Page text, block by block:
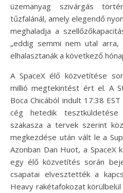
üzemanyag szivárgás
tűzfalánál, amely elegendő
meghaladja a
„eddig semmi nem utal
elhalasztanák a következő
A SpaceX élő közvetítése
millió megtekintést ért el. A
Boca Chicából indult 17:38
cég hetedik
szakasza a tervek szerint
megkezdése után vált le a
Azonban Dan Huot, a SpaceX
egy élő közvetítés során
csapatai elvesztették a
Heavy rakétafokozat